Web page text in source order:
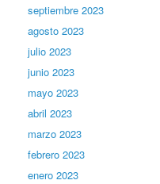
septiembre 2023
agosto 2023
julio 2023
junio 2023
mayo 2023
abril 2023
marzo 2023
febrero 2023
enero 2023